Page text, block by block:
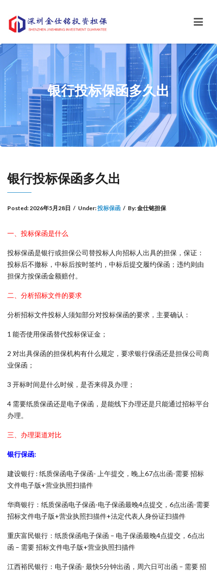
银行投标保函多久出
银行投标保函多久出
Posted:2026年5月28日 / Under:投标保函 / By:金仕铭担保
一、投标保函是什么
投标保函是银行或担保公司替投标人向招标人出具的担保，保证：
投标后不撤标，中标后按时签约，中标后提交履约保函；违约则由
担保方按保函金额赔付。
二、分析招标文件的要求
分析招标文件投标人须知部分对投标保函的要求，主要确认：
1 能否使用保函替代投标保证金；
2 对出具保函的担保机构有什么规定，要求银行保函还是担保公司商
业保函；
3 开标时间是什么时候，是否来得及办理；
4 需要纸质保函还是电子保函，是能线下办理还是只能通过招标平台
办理。
三、办理渠道对比
银行保函:
建设银行 : 纸质保函电子保函- 上午提交，晚上67点出函-需要 招标
文件电子版+营业执照扫描件
华商银行：纸质保函电子保函-电子保函最晚4点提交，6点出函-需要
招标文件电子版+营业执照扫描件+法定代表人身份证扫描件
重庆富民银行：纸质保函电子保函 – 电子保函最晚4点提交，6点出
函 – 需要 招标文件电子版+营业执照扫描件
江西裕民银行：电子保函- 最快5分钟出函，周六日可出函 – 需要 招